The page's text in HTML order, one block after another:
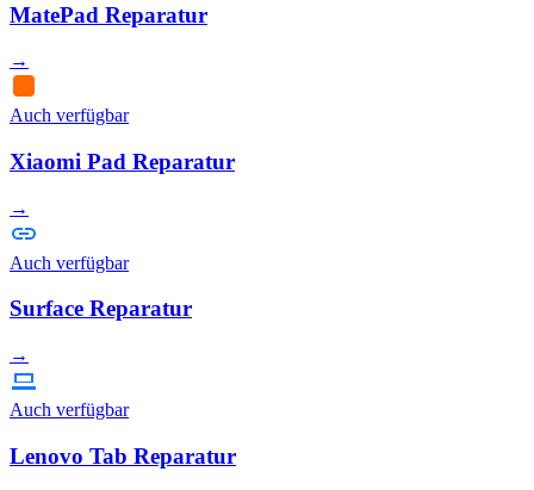
MatePad Reparatur
→
Auch verfügbar
Xiaomi Pad Reparatur
→
Auch verfügbar
Surface Reparatur
→
Auch verfügbar
Lenovo Tab Reparatur